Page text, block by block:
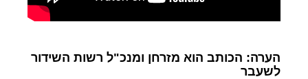
הערה: הכותב הוא מזרחן ומנכ"ל רשות השידור
לשעבר